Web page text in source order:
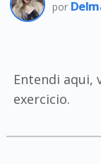
por
Entendi aqui,
exercicio.